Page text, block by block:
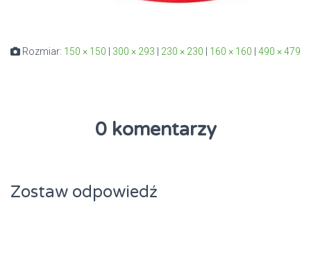
Rozmiar: 150 × 150 | 300 × 293 | 230 × 230 | 160 × 160 | 490 × 479
0 komentarzy
Zostaw odpowiedź